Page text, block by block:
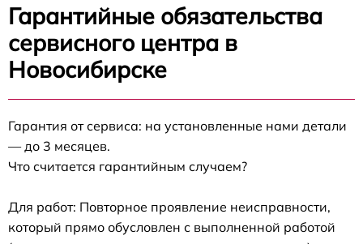
Гарантийные обязательства
сервисного центра в
Новосибирске
Гарантия от сервиса: на установленные нами детали
— до 3 месяцев.
Что считается гарантийным случаем?
Для работ: Повторное проявление неисправности,
который прямо обусловлен с выполненной работой